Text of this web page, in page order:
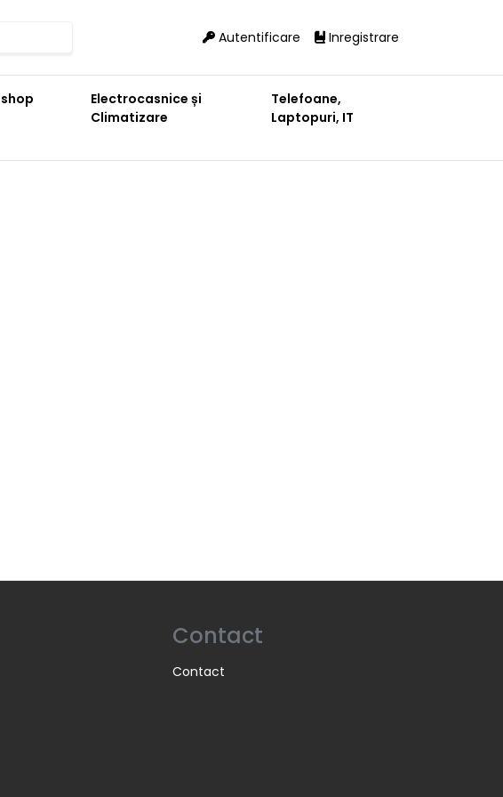
Autentificare Inregistrare
Electrocasnice și
Climatizare
Telefoane,
Laptopuri, IT
Contact
Contact